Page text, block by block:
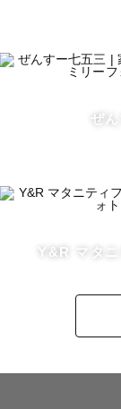
おじいちゃん、
ゲストさまに
▪◻ ◆ さいごに
したいという
よろしくおね
ぜ
Y&R マタニ